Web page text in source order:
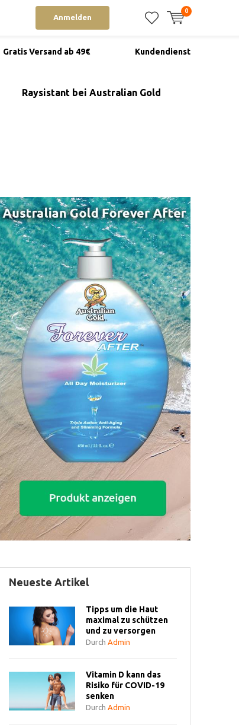
Anmelden
0
Gratis Versand ab 49€ Kundendienst
Raysistant bei Australian Gold
Neueste Artikel
Tipps um die Haut
maximal zu schützen
und zu versorgen
Durch Admin
Vitamin D kann das
Risiko für COVID-19
senken
Durch Admin